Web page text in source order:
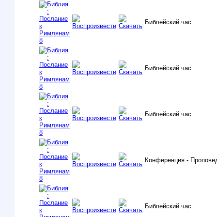
Библейский час
Библейский час
Библейский час
Конференция -
Библейский час